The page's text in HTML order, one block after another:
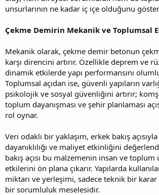
unsurlarının ne kadar iç içe olduğunu
Çekme Demirin Mekanik ve Toplumsal
Mekanik olarak, çekme demir betonun
karşı direncini artırır. Özellikle deprem ve
dinamik etkilerde yapı performansını
Toplumsal açıdan ise, güvenli yapıların
psikolojik ve sosyal güvenliğini artırır;
toplum dayanışması ve şehir planlaması
rol oynar.
Veri odaklı bir yaklaşım, erkek bakış
dayanıklılığı ve maliyet etkinliğini
bakış açısı bu malzemenin insan ve toplum
etkilerini ön plana çıkarır. Yapılarda
miktarı ve yerleşimi, sadece teknik bir
bir sorumluluk meselesidir.